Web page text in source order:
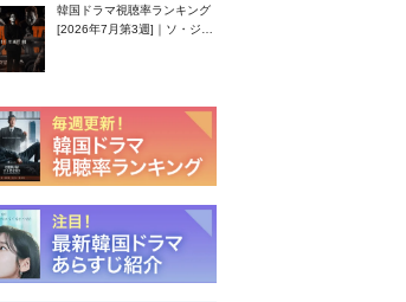
韓国ドラマ視聴率ランキング
[2026年7月第3週]｜ソ・ジソ